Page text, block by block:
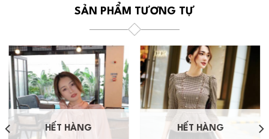
SẢN PHẨM TƯƠNG TỰ
HẾT HÀNG HẾT HÀNG